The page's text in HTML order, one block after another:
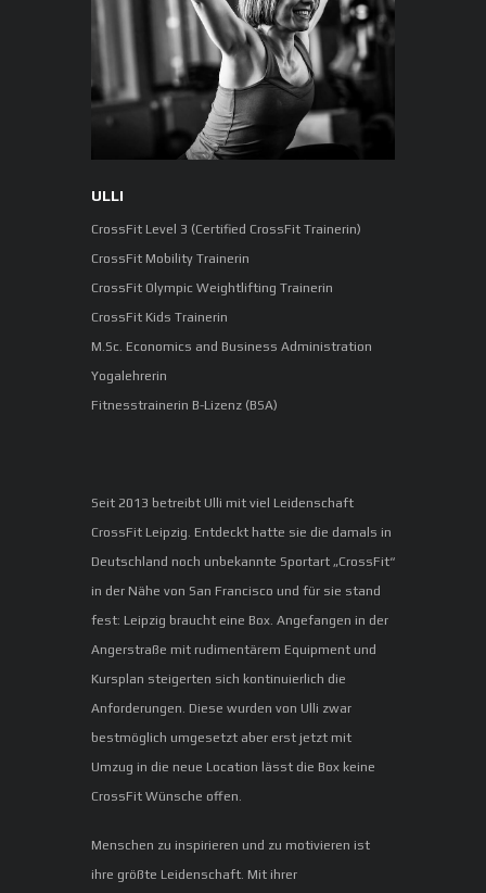
ULLI
CrossFit Level 3 (Certified CrossFit Trainerin)
CrossFit Mobility Trainerin
CrossFit Olympic Weightlifting Trainerin
CrossFit Kids Trainerin
M.Sc. Economics and Business Administration
Yogalehrerin
Fitnesstrainerin B-Lizenz (BSA)
Seit 2013 betreibt Ulli mit viel Leidenschaft
CrossFit Leipzig. Entdeckt hatte sie die damals in
Deutschland noch unbekannte Sportart „CrossFit“
in der Nähe von San Francisco und für sie stand
fest: Leipzig braucht eine Box. Angefangen in der
Angerstraße mit rudimentärem Equipment und
Kursplan steigerten sich kontinuierlich die
Anforderungen. Diese wurden von Ulli zwar
bestmöglich umgesetzt aber erst jetzt mit
Umzug in die neue Location lässt die Box keine
CrossFit Wünsche offen.
Menschen zu inspirieren und zu motivieren ist
ihre größte Leidenschaft. Mit ihrer